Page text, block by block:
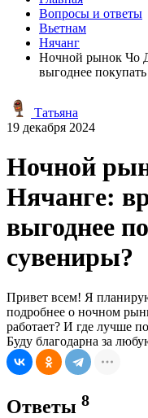
Вопросы и ответы
Вьетнам
Нячанг
Ночной рынок Чо
выгоднее
Татьяна
19 декабря 2024
Ночной
Нячанге:
выгоднее
сувениры?
Привет всем! Я
подробнее о ночном
работает? И где лучше
Буду благодарна за
Ответы 8